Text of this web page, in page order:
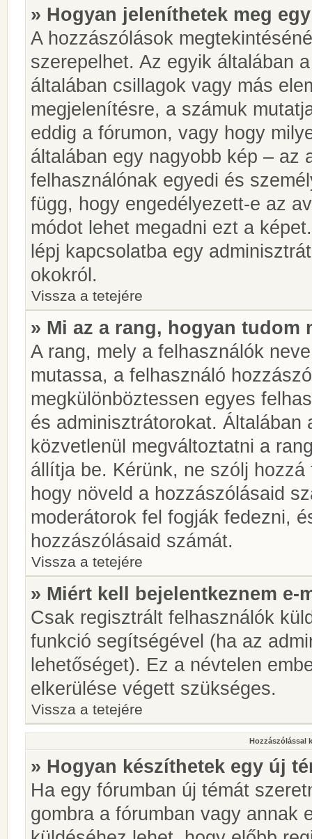
» Hogyan jeleníthetek meg
A hozzászólások
szerepelhet. Az egyik általában
általában csillagok vagy más
megjelenítésre, a számuk
eddig a fórumon, vagy hogy
általában egy nagyobb kép – az
felhasználónak egyedi és
függ, hogy engedélyezett-e az
módot lehet megadni ezt a
lépj kapcsolatba egy
okokról.
Vissza a tetejére
» Mi az a rang, hogyan tudom
A rang, mely a felhasználók
mutassa, a felhasználó
megkülönböztessen egyes
és adminisztrátorokat. Általában
közvetlenül megváltoztatni a
állítja be. Kérünk, ne szólj
hogy növeld a hozzászólásaid
moderátorok fel fogják fedezni,
hozzászólásaid számát.
Vissza a tetejére
» Miért kell bejelentkeznem e-
Csak regisztrált felhasználók
funkció segítségével (ha az
lehetőséget). Ez a névtelen
elkerülése végett szükséges.
Vissza a tetejére
Hozzászólással
» Hogyan készíthetek egy új
Ha egy fórumban új témát
gombra a fórumban vagy annak